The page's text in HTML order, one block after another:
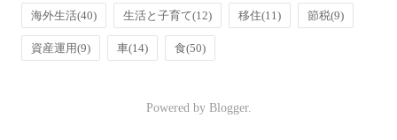
海外生活(40) 生活と子育て(12) 移住(11) 節税(9)
資産運用(9) 車(14) 食(50)
Powered by Blogger.